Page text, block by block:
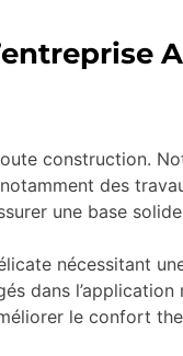
construction.
des
une base
nécessitant
dans
le confort